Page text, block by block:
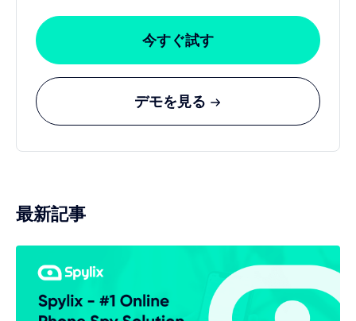
今すぐ試す
デモを見る
最新記事